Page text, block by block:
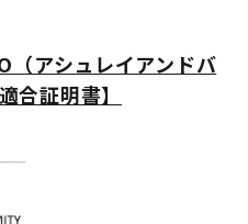
（アシュレイアンドバ
合証明書】